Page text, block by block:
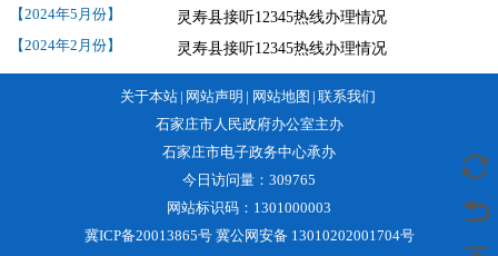
【2024年5月份】 灵寿县接听12345热线办理情况
【2024年2月份】 灵寿县接听12345热线办理情况
关于本站 网站声明 网站地图
联系我们
石家庄市人民政府办公室主办
石家庄市电子政务中心承办
今日访问量： 309765
网站标识码：1301000003
冀ICP备20013865号 冀公网安备 13010202001704号